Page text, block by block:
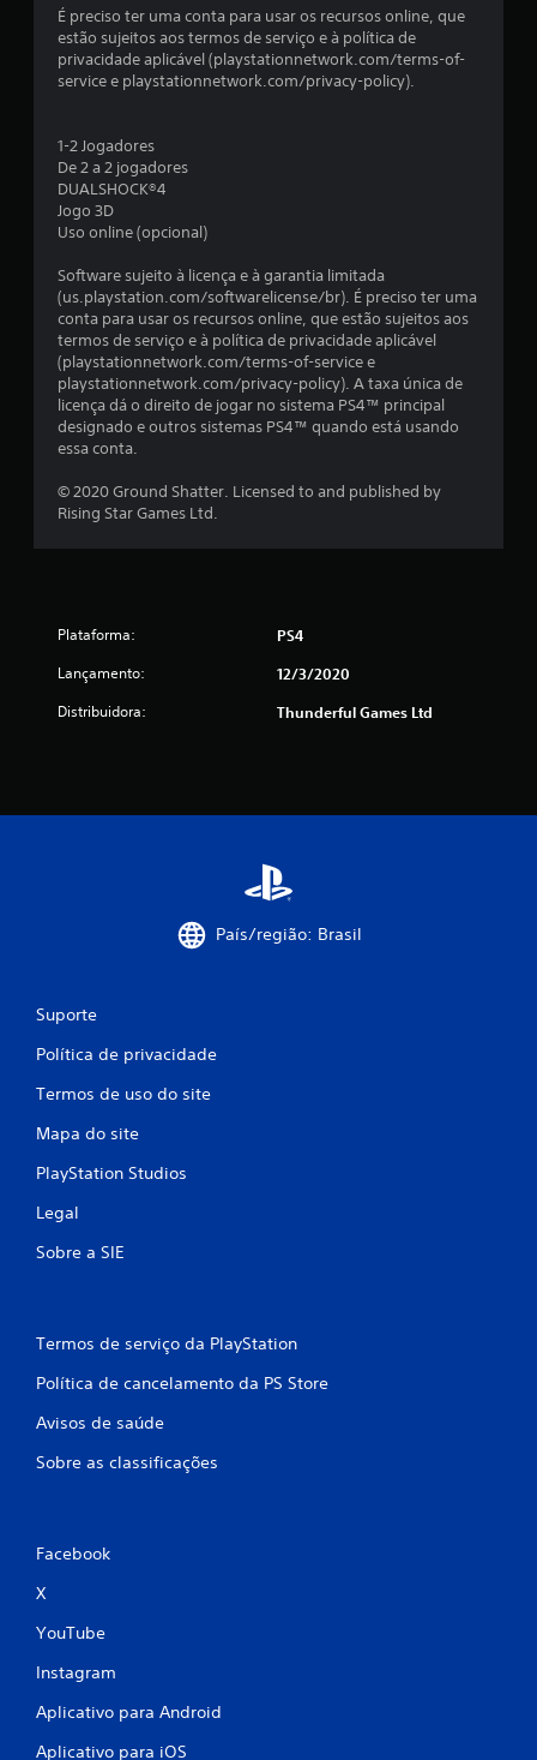
d
e
a
s
s
i
i
c
É preciso ter uma conta para usar os recursos online, que
estão sujeitos aos termos de serviço e à política de
privacidade aplicável (playstationnetwork.com/terms-of-
service e playstationnetwork.com/privacy-policy).
1-2 Jogadores
De 2 a 2 jogadores
DUALSHOCK®4
Jogo 3D
Uso online (opcional)
Software sujeito à licença e à garantia limitada
(us.playstation.com/softwarelicense/br). É preciso ter uma
conta para usar os recursos online, que estão sujeitos aos
termos de serviço e à política de privacidade aplicável
(playstationnetwork.com/terms-of-service e
playstationnetwork.com/privacy-policy). A taxa única de
licença dá o direito de jogar no sistema PS4™ principal
designado e outros sistemas PS4™ quando está usando
essa conta.
© 2020 Ground Shatter. Licensed to and published by
Rising Star Games Ltd.
Plataforma: PS4
Lançamento: 12/3/2020
Distribuidora: Thunderful Games Ltd
País/região: Brasil
Suporte
Política de privacidade
Termos de uso do site
Mapa do site
PlayStation Studios
Legal
Sobre a SIE
Termos de serviço da PlayStation
Política de cancelamento da PS Store
Avisos de saúde
Sobre as classificações
Facebook
X
YouTube
Instagram
Aplicativo para Android
Aplicativo para iOS